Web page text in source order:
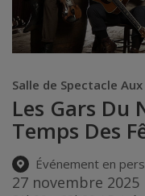
Salle de Spectacle
Les Gars Du
Temps Des
Événement en
27 novembre 2025